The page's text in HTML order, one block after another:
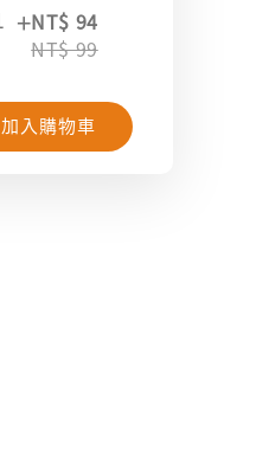
+NT$ 94
NT$ 99
加入購物車